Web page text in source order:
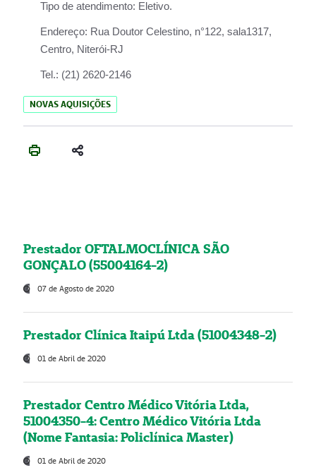
Tipo de atendimento: Eletivo.
Endereço: Rua Doutor Celestino, n°122, sala1317,
Centro, Niterói-RJ
Tel.: (21) 2620-2146
NOVAS AQUISIÇÕES
Prestador OFTALMOCLÍNICA SÃO
GONÇALO (55004164-2)
07 de Agosto de 2020
Prestador Clínica Itaipú Ltda (51004348-2)
01 de Abril de 2020
Prestador Centro Médico Vitória Ltda,
51004350-4: Centro Médico Vitória Ltda
(Nome Fantasia: Policlínica Master)
01 de Abril de 2020